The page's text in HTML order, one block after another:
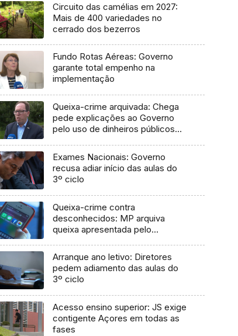
Circuito das camélias em 2027:
Mais de 400 variedades no
cerrado dos bezerros
Fundo Rotas Aéreas: Governo
garante total empenho na
implementação
Queixa-crime arquivada: Chega
pede explicações ao Governo
pelo uso de dinheiros públicos
Exames Nacionais: Governo
recusa adiar início das aulas do
3º ciclo
Queixa-crime contra
desconhecidos: MP arquiva
queixa apresentada pelo
Arranque ano letivo: Diretores
pedem adiamento das aulas do
3º ciclo
Acesso ensino superior: JS exige
contigente Açores em todas as
fases